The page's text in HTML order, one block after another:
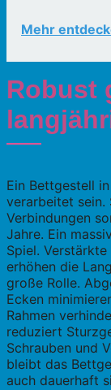
Mehr
Robust
Ein Bettgestell
verarbeitet sein.
Verbindungen
Jahre. Ein
Spiel.
erhöhen die
große Rolle.
Ecken
Rahmen
reduziert
Schrauben und
bleibt das
auch dauerhaft